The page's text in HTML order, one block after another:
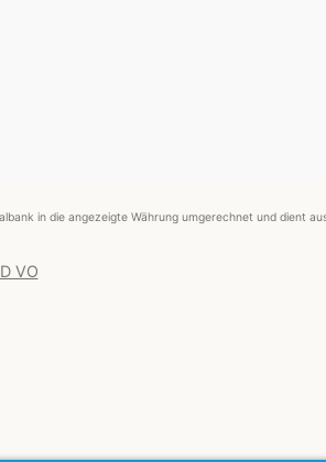
in die angezeigte Währung umgerechnet und dient
VO